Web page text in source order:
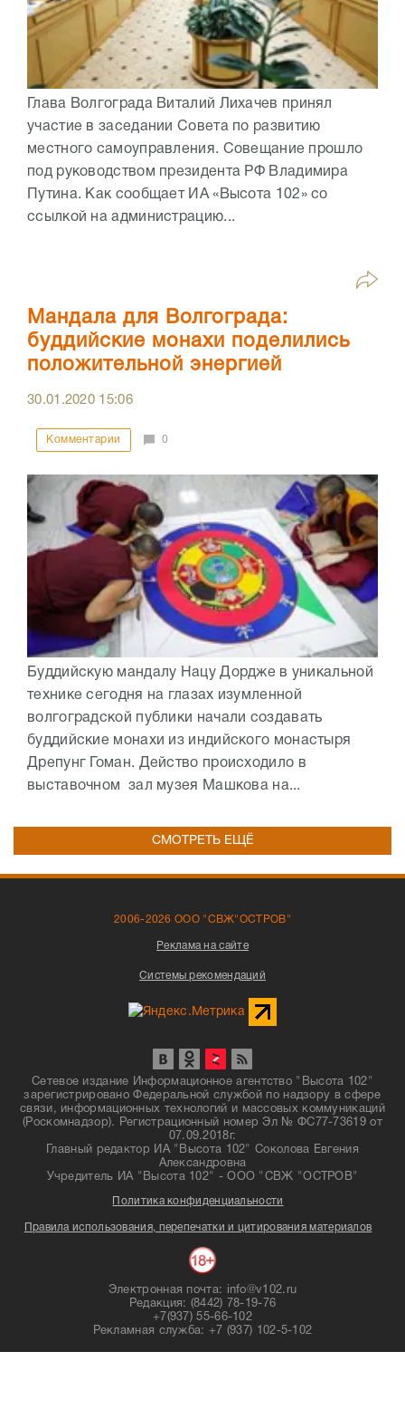
Глава Волгограда Виталий Лихачев принял
участие в заседании Совета по развитию
местного самоуправления. Совещание прошло
под руководством президента РФ Владимира
Путина. Как сообщает ИА «Высота 102» со
ссылкой на администрацию...
Мандала для Волгограда:
буддийские монахи поделились
положительной энергией
30.01.2020 15:06
Комментарии 0
Буддийскую мандалу Нацу Дордже в уникальной
технике сегодня на глазах изумленной
волгоградской публики начали создавать
буддийские монахи из индийского монастыря
Дрепунг Гоман. Действо происходило в
выставочном зал музея Машкова на...
СМОТРЕТЬ ЕЩЁ
2006-2026 ООО "СВЖ"ОСТРОВ"
Реклама на сайте
Системы рекомендаций
Сетевое издание Информационное агентство "Высота 102"
зарегистрировано Федеральной службой по надзору в сфере
связи, информационных технологий и массовых коммуникаций
(Роскомнадзор). Регистрационный номер Эл № ФС77-73619 от
07.09.2018г.
Главный редактор ИА "Высота 102" Соколова Евгения
Александровна
Учредитель ИА "Высота 102" - ООО "СВЖ "ОСТРОВ"
Политика конфиденциальности
Правила использования, перепечатки и цитирования материалов
Электронная почта: info@v102.ru
Редакция: (8442) 78-19-76
+7(937) 55-66-102
Рекламная служба: +7 (937) 102-5-102